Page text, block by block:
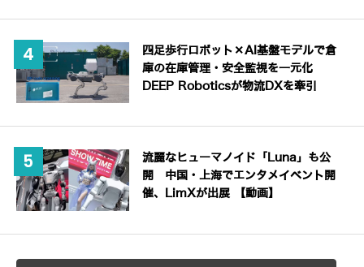
四足歩行ロボット×AI基盤モデルで倉
庫の在庫管理・安全監視を一元化
DEEP Roboticsが物流DXを牽引
流麗なヒューマノイド「Luna」も公
開 中国・上海でエンタメイベント開
催、LimXが出展 【動画】